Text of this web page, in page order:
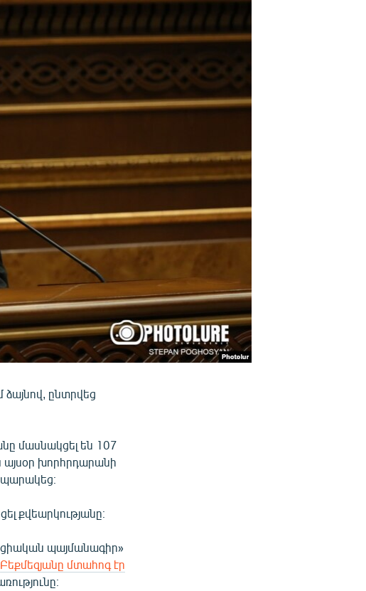
ձայնով, ընտրվեց
մասնակցել են 107
այսօր խորհրդարանի
քվեարկությանը։
պայմանագիր»
Բեքմեզյանը մտահոգ էր